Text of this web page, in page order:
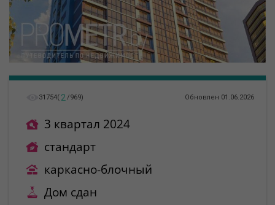
31754( 2 /969) Обновлен 01.06.2026
3 квартал 2024
стандарт
каркасно-блочный
Дом сдан